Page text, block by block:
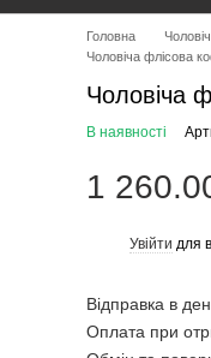
Головна
Чоловіча флісова
Чоловіча
В наявності
1
Увійти для
Відправка в
Оплата при